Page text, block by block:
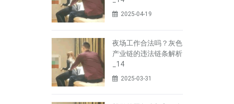
2025-04-19
夜场工作合法吗？灰色
产业链的违法链条解析
_14
2025-03-31